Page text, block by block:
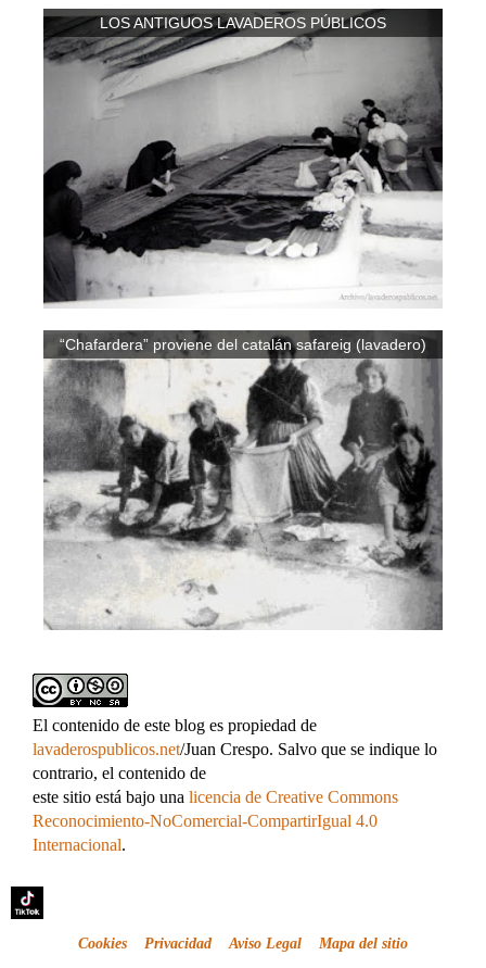
LOS ANTIGUOS LAVADEROS PÚBLICOS
“Chafardera” proviene del catalán safareig (lavadero)
El contenido de este blog es propiedad de
lavaderospublicos.net/Juan Crespo. Salvo que se indique lo
contrario, el contenido de
este sitio está bajo una licencia de Creative Commons
Reconocimiento-NoComercial-CompartirIgual 4.0
Internacional.
Cookies Privacidad Aviso Legal Mapa del sitio